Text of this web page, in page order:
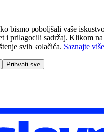
bismo poboljšali vaše
i prilagodili sadržaj. Klikom
svih kolačića. Saznajte više
Prihvati sve